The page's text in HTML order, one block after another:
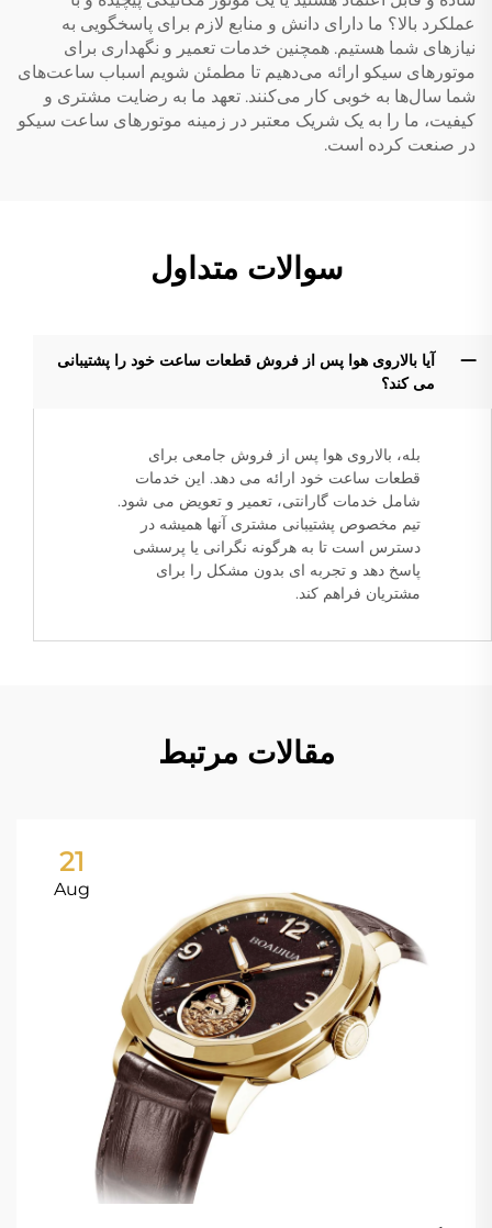
عملکرد بالا؟ ما دارای دانش و منابع لازم برای پاسخگویی به
نیازهای شما هستیم. همچنین خدمات تعمیر و نگهداری برای
موتورهای سیکو ارائه می‌دهیم تا مطمئن شویم اسباب ساعت‌های
شما سال‌ها به خوبی کار می‌کنند. تعهد ما به رضایت مشتری و
کیفیت، ما را به یک شریک معتبر در زمینه موتورهای ساعت سیکو
در صنعت کرده است.
سوالات متداول
آیا بالاروی هوا پس از فروش قطعات ساعت خود را پشتیبانی
می کند؟
بله، بالاروی هوا پس از فروش جامعی برای
قطعات ساعت خود ارائه می دهد. این خدمات
شامل خدمات گارانتی، تعمیر و تعویض می شود.
تیم مخصوص پشتیبانی مشتری آنها همیشه در
دسترس است تا به هرگونه نگرانی یا پرسشی
پاسخ دهد و تجربه ای بدون مشکل را برای
مشتریان فراهم کند.
مقالات مرتبط
21
Aug